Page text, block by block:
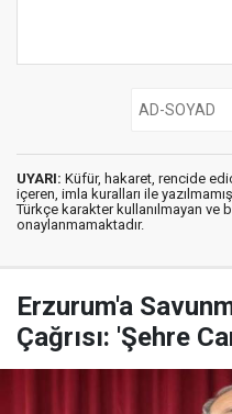
UYARI: Küfür, hakaret, rencide
içeren, imla kuralları ile
Türkçe karakter kullanılmayan ve
onaylanmamaktadır.
Erzurum'a
Çağrısı: 'Şehre